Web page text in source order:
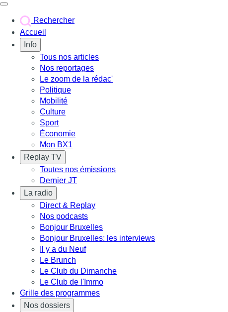
Rechercher
Accueil
Info
Tous nos articles
Nos reportages
Le zoom de la rédac'
Politique
Mobilité
Culture
Sport
Économie
Mon BX1
Replay TV
Toutes nos émissions
Dernier JT
La radio
Direct & Replay
Nos podcasts
Bonjour Bruxelles
Bonjour Bruxelles: les interviews
Il y a du Neuf
Le Brunch
Le Club du Dimanche
Le Club de l'Immo
Grille des programmes
Nos dossiers